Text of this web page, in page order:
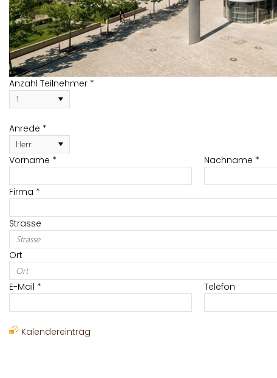
An­zahl Teil­neh­mer *
An­re­de *
Vor­na­me * Nach­na­me *
Firma *
Stras­se
Ort
E-Mail * Te­le­fon
Ka­len­der­ein­trag